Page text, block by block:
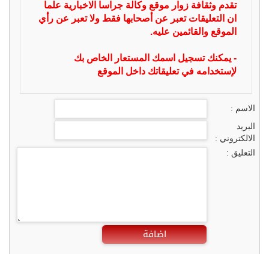
تقدم وثقافة زوار موقع وكالة جراسا الاخبارية علما
ان التعليقات تعبر عن أصحابها فقط ولا تعبر عن رأي
الموقع والقائمين عليه.
- يمكنك تسجيل اسمك المستعار الخاص بك
لإستخدامه في تعليقاتك داخل الموقع
الاسم :
البريد
الالكتروني :
التعليق :
اضافة